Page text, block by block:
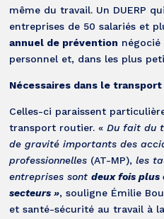
même du travail. Un DUERP
entreprises de 50 salariés et
annuel de prévention négocié
personnel et, dans les plus
Nécessaires dans le
Celles-ci paraissent
transport routier. «Du fait du
de gravité importants des
professionnelles (AT-MP),les
entreprises sontdeux fois plus
secteurs », souligne Émilie
et santé-sécurité au travail à